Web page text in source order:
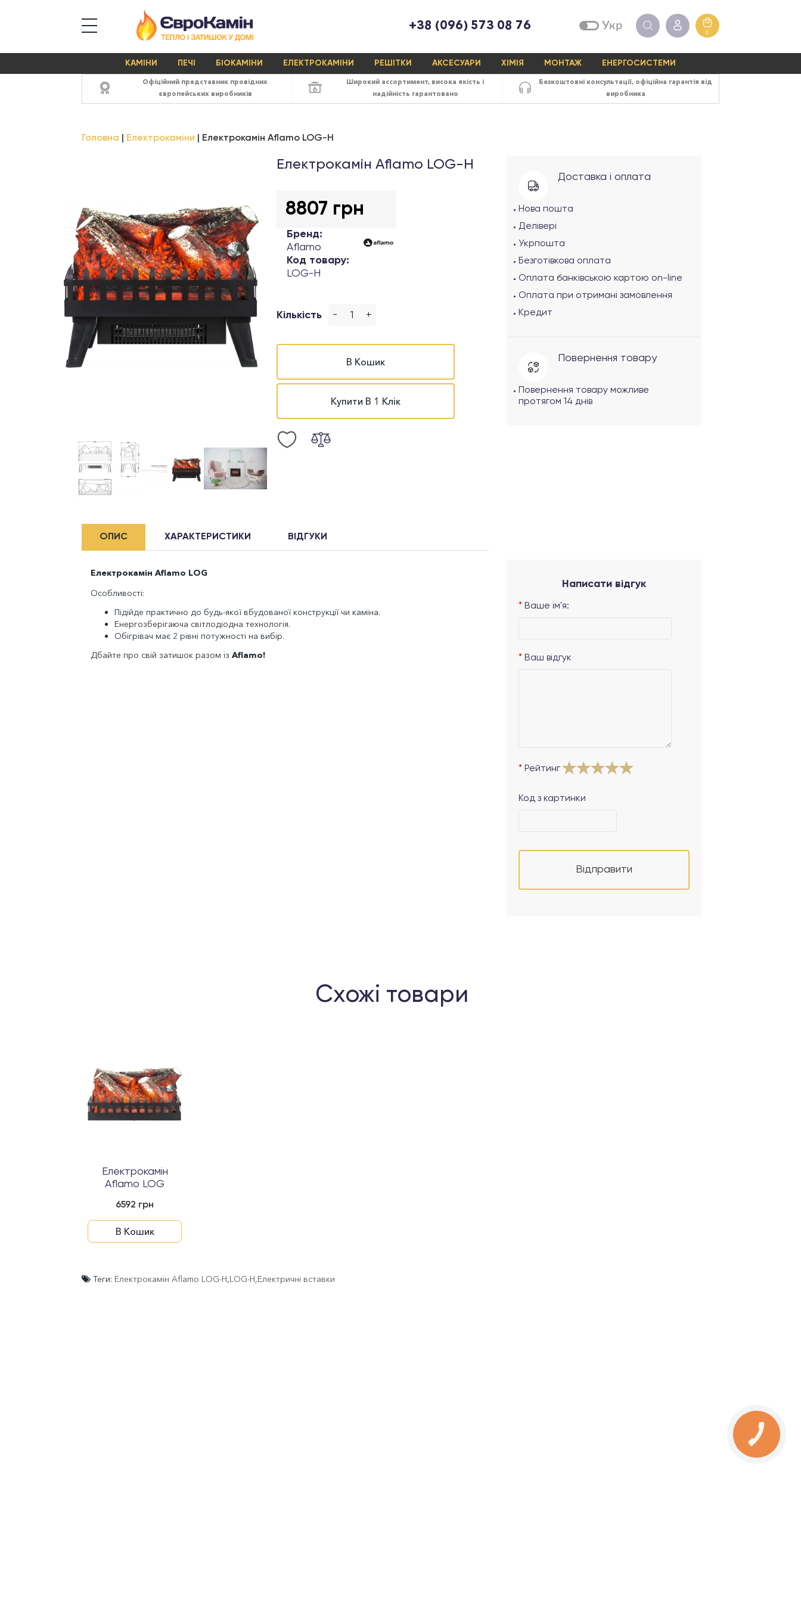
+38 (096) 573 08 76 Укр
0
КАМІНИ ПЕЧІ БІОКАМІНИ ЕЛЕКТРОКАМІНИ РЕШІТКИ АКСЕСУАРИ ХІМІЯ МОНТАЖ ЕНЕРГОСИСТЕМИ
Офіційний представник провідних
європейських виробників
Широкий ассортимент, висока якість і
надійність гарантовано
Безкоштовні консультації, офіційна гарантія від
виробника
Головна Електрокаміни Електрокамін Aflamo LOG-H
Електрокамін Aflamo LOG-H
8807 грн
Бренд:
Aflamo
Код товару:
LOG-H
Кількість - +
В Кошик
Купити В 1 Клік
Доставка і оплата
Нова пошта
Делівері
Укрпошта
Безготівкова оплата
Оплата банківською картою on-line
Оплата при отримані замовлення
Кредит
Повернення товару
Повернення товару можливе
протягом 14 днів
ОПИС ХАРАКТЕРИСТИКИ ВІДГУКИ
Електрокамін Aflamo LOG
Особливості:
Підійде практично до будь-якої вбудованої конструкції чи каміна.
Eнергозберігаюча світлодіодна технологія.
Обігрівач має 2 рівні потужності на вибір.
Дбайте про свій затишок разом із Aflamo!
Написати відгук
Ваше ім'я:
Ваш відгук
Рейтинг
Код з картинки
Відправити
Схожі товари
Електрокамін
Aflamo LOG
6592 грн
В Кошик
Теги: Електрокамін Aflamo LOG-H,LOG-H,Електричні вставки